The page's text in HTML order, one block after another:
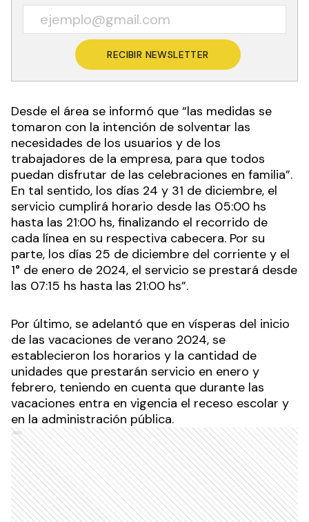
RECIBIR NEWSLETTER
Desde el área se informó que “las medidas se
tomaron con la intención de solventar las
necesidades de los usuarios y de los
trabajadores de la empresa, para que todos
puedan disfrutar de las celebraciones en familia”.
En tal sentido, los días 24 y 31 de diciembre, el
servicio cumplirá horario desde las 05:00 hs
hasta las 21:00 hs, finalizando el recorrido de
cada línea en su respectiva cabecera. Por su
parte, los días 25 de diciembre del corriente y el
1° de enero de 2024, el servicio se prestará desde
las 07:15 hs hasta las 21:00 hs”.
Por último, se adelantó que en vísperas del inicio
de las vacaciones de verano 2024, se
establecieron los horarios y la cantidad de
unidades que prestarán servicio en enero y
febrero, teniendo en cuenta que durante las
vacaciones entra en vigencia el receso escolar y
en la administración pública.
Ads